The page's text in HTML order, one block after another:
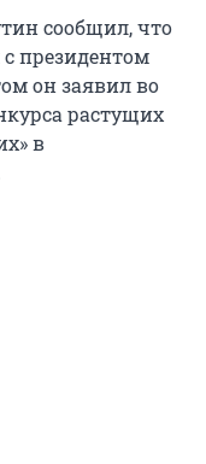
сообщил, что
с президентом
он заявил во
растущих
в